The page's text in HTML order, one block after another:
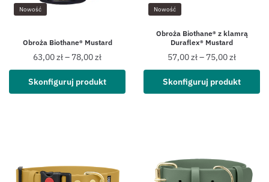
Nowość
Obroża Biothane® Mustard
63,00zł– 78,00zł
Skonfiguruj produkt
Nowość
Obroża Biothane® z klamrą
Duraflex® Mustard
57,00zł– 75,00zł
Skonfiguruj produkt